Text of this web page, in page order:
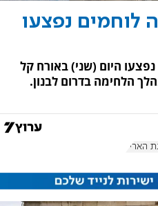
לוחמים נפצעו
היום (שני) באורח קל
הלחימה בדרום לבנון.
הארי"